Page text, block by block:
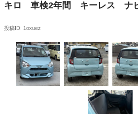
キロ 車検2年間 キーレス ナ
投稿ID: 1oxuez